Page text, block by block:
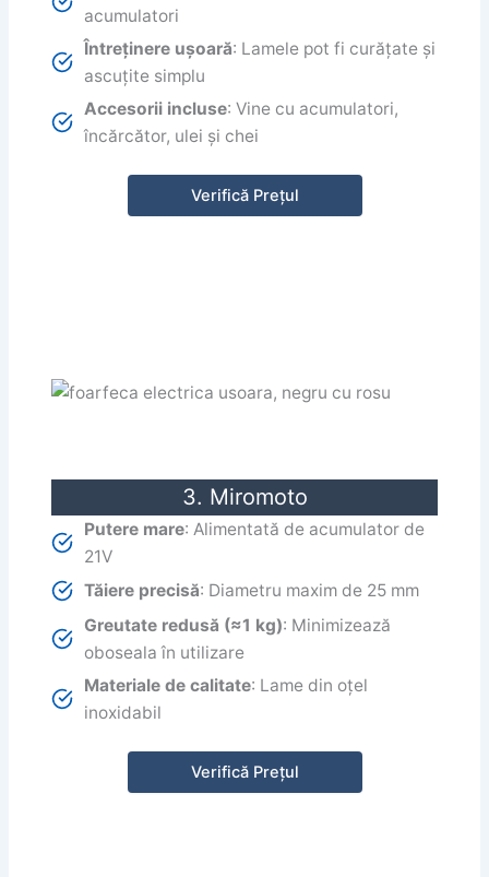
acumulatori
Întreținere ușoară: Lamele pot fi curățate și
ascuțite simplu
Accesorii incluse: Vine cu acumulatori,
încărcător, ulei și chei
Verifică Prețul
3. Miromoto
Putere mare: Alimentată de acumulator de
21V
Tăiere precisă: Diametru maxim de 25 mm
Greutate redusă (≈1 kg): Minimizează
oboseala în utilizare
Materiale de calitate: Lame din oțel
inoxidabil
Verifică Prețul